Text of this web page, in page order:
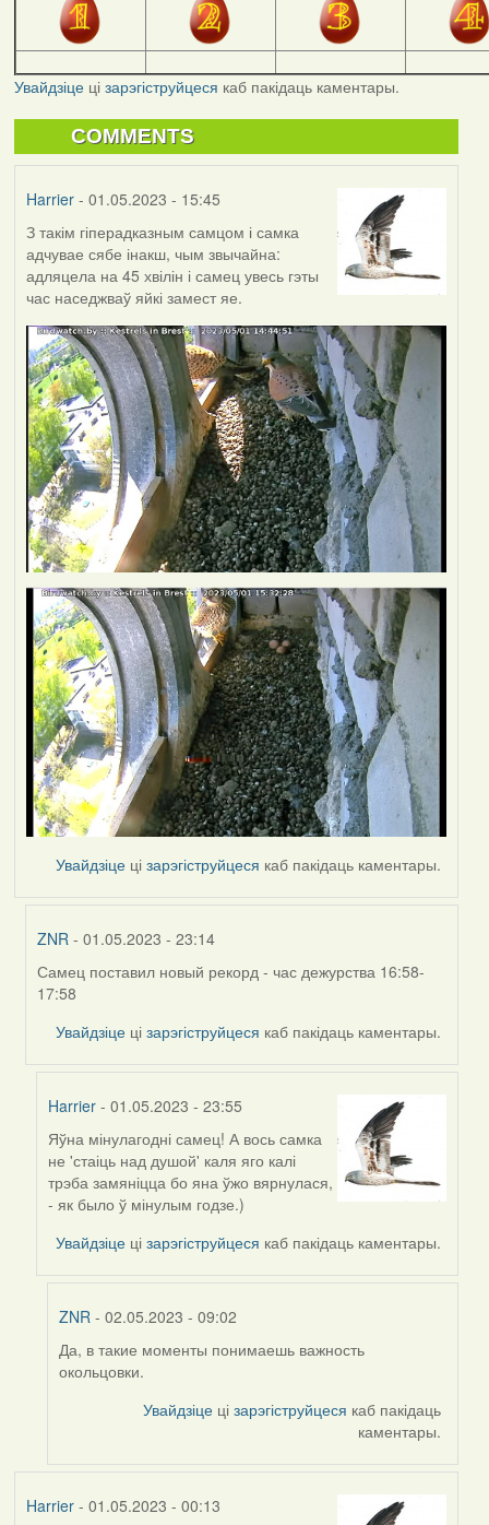
Увайдзіцеці зарэгіструйцеся каб пакідаць каментары.
COMMENTS
Harrier- 01.05.2023 - 15:45
З такім гіперадказным самцом і самка
адчувае сябе інакш, чым звычайна:
адляцела на 45 хвілін і самец увесь гэты
час наседжваў яйкі замест яе.
Увайдзіце цізарэгіструйцеся каб пакідаць каментары.
ZNR - 01.05.2023 - 23:14
In
reply
Harrier
Самец поставил новый рекорд - час дежурства 16:58-
17:58
Увайдзіце цізарэгіструйцеся каб пакідаць каментары.
Harrier - 01.05.2023 - 23:55
In
reply
to
by
ZNR
Яўна мінулагодні самец! А вось самка
не 'стаіць над душой' каля яго калі
трэба замяніцца бо яна ўжо вярнулася,
- як было ў мінулым годзе.)
Увайдзіце цізарэгіструйцеся каб пакідаць каментары.
ZNR - 02.05.2023 - 09:02
In
reply
Да, в такие моменты понимаешь важность
окольцовки.
Увайдзіце цізарэгіструйцеся каб пакідаць
каментары.
Harrier- 01.05.2023 - 00:13